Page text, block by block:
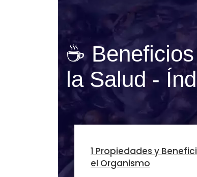
☕
la Salud -
1 Propiedades y
el Organismo